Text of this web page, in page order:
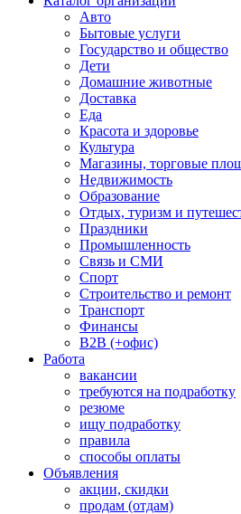
Авто
Бытовые услуги
Государство и общество
Дети
Домашние животные
Доставка
Еда
Красота и здоровье
Культура
Магазины, торговые
Недвижимость
Образование
Отдых, туризм и
Праздники
Промышленность
Связь и СМИ
Спорт
Строительство и ремонт
Транспорт
Финансы
B2B (+офис)
Работа
вакансии
требуются на подработку
резюме
ищу подработку
правила
способы оплаты
Объявления
акции, скидки
продам (отдам)